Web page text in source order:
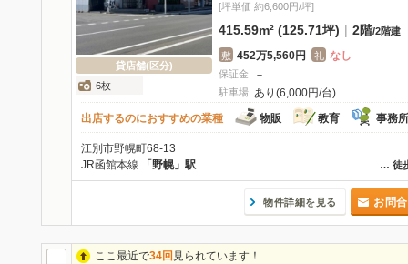
貸店舗(区分)
6枚
[坪単価 約6,600円/坪]
415.59m² (125.71坪) | 2階/2階建
敷 452万5,560円 礼 なし
保証金 －
駐車場 あり(6,000円/台)
出店するのにおすすめの業種
物販 教育 事務所
江別市野幌町68-13
… 徒
JR函館本線 「野幌」駅
物件詳細を見る お問
ここ最近で34回 見られています！